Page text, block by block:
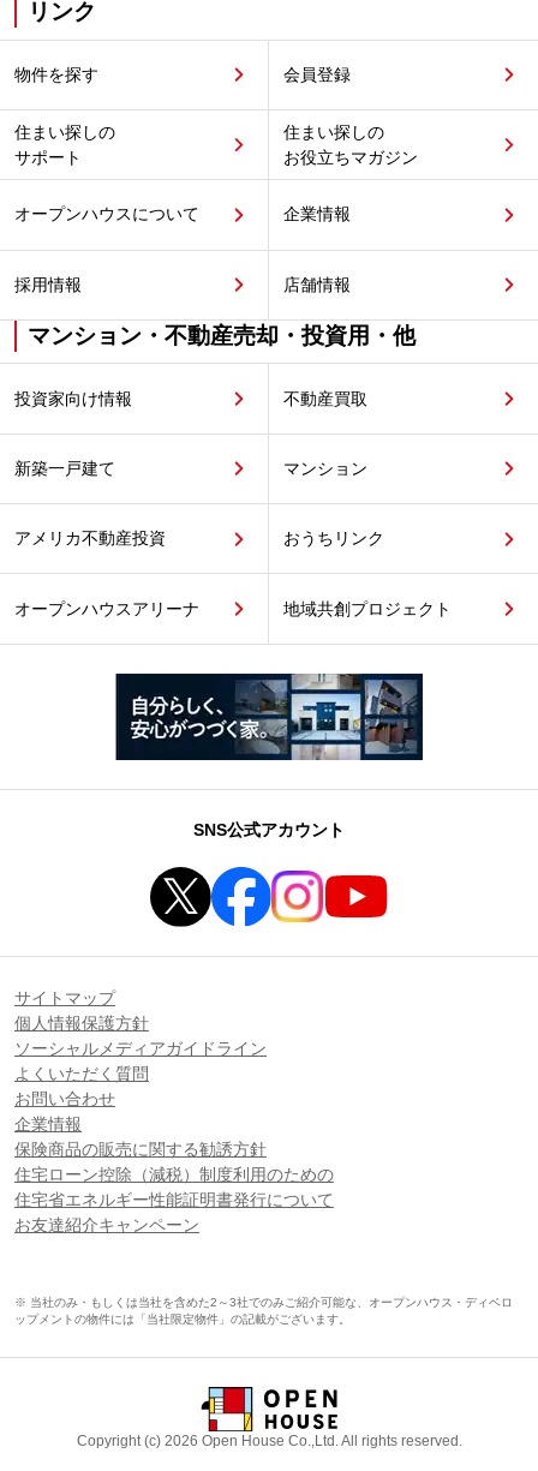
リンク
物件を探す 会員登録
住まい探しの
サポート
住まい探しの
お役立ちマガジン
オープンハウスについて 企業情報
採用情報 店舗情報
マンション・不動産売却・投資用・他
投資家向け情報 不動産買取
新築一戸建て マンション
アメリカ不動産投資 おうちリンク
オープンハウスアリーナ 地域共創プロジェクト
SNS公式アカウント
サイトマップ
個人情報保護方針
ソーシャルメディアガイドライン
よくいただく質問
お問い合わせ
企業情報
保険商品の販売に関する勧誘方針
住宅ローン控除（減税）制度利用のための
住宅省エネルギー性能証明書発行について
お友達紹介キャンペーン
※ 当社のみ・もしくは当社を含めた2～3社でのみご紹介可能な、オープンハウス・ディベロ
ップメントの物件には「当社限定物件」の記載がございます。
Copyright (c) 2026 Open House Co.,Ltd. All rights reserved.